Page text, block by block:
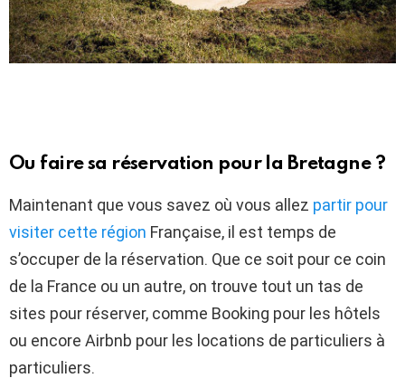
Ou faire sa réservation pour la Bretagne ?
Maintenant que vous savez où vous allez partir pour
visiter cette région Française, il est temps de
s’occuper de la réservation. Que ce soit pour ce coin
de la France ou un autre, on trouve tout un tas de
sites pour réserver, comme Booking pour les hôtels
ou encore Airbnb pour les locations de particuliers à
particuliers.